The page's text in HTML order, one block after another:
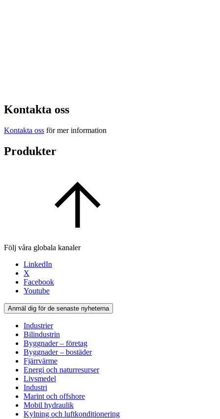
Kontakta oss
Kontakta oss för mer information
Produkter
Följ våra globala kanaler
LinkedIn
X
Facebook
Youtube
Anmäl dig för de senaste nyheterna
Industrier
Bilindustrin
Byggnader – företag
Byggnader – bostäder
Fjärrvärme
Energi och naturresurser
Livsmedel
Industri
Marint och offshore
Mobil hydraulik
Kylning och luftkonditionering